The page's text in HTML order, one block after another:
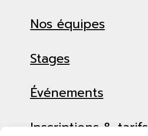
Nos équipes
Stages
Événements
Inscriptions & tarifs